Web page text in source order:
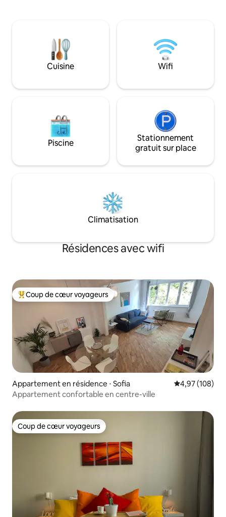
salle de bain confortable. L'appartement
est situé à proximité des stations de
métro, des transports en commun, des
restaurants, des cafés et des
Cuisine Wifi
Piscine
Stationnement
gratuit sur place
Climatisation
Résidences avec wifi
Coups de cœur voyageurs les plus appréciés
Coup de cœur voyageurs
Appartement en résidence ⋅ Sofia Évaluation
4,97 (108)
Appartement confortable en centre-ville
Coup de cœur voyageurs
Coup de cœur voyageurs